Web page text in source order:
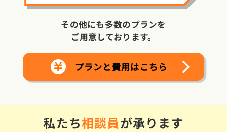
その他にも多数のプランを
ご用意しております。
プランと費用はこちら
私たち相談員が承ります